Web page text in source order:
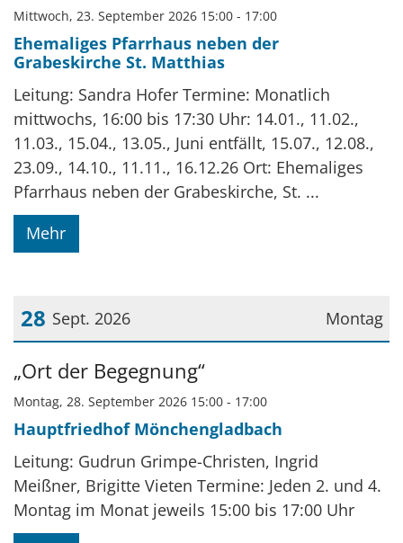
Mittwoch, 23. September 2026 15:00 - 17:00
Ehemaliges Pfarrhaus neben der
Grabeskirche St. Matthias
Leitung: Sandra Hofer Termine: Monatlich
mittwochs, 16:00 bis 17:30 Uhr: 14.01., 11.02.,
11.03., 15.04., 13.05., Juni entfällt, 15.07., 12.08.,
23.09., 14.10., 11.11., 16.12.26 Ort: Ehemaliges
Pfarrhaus neben der Grabeskirche, St. ...
Mehr
Montag
28 Sept. 2026
Datum: 28. September 2026
„Ort der Begegnung“
Montag, 28. September 2026 15:00 - 17:00
Hauptfriedhof Mönchengladbach
Leitung: Gudrun Grimpe-Christen, Ingrid
Meißner, Brigitte Vieten Termine: Jeden 2. und 4.
Montag im Monat jeweils 15:00 bis 17:00 Uhr